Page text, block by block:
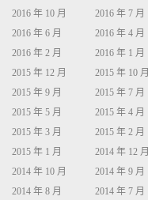
2016 年 10 月
2016 年 7 月
2016 年 6 月
2016 年 4 月
2016 年 2 月
2016 年 1 月
2015 年 12 月
2015 年 10 月
2015 年 9 月
2015 年 7 月
2015 年 5 月
2015 年 4 月
2015 年 3 月
2015 年 2 月
2015 年 1 月
2014 年 12 月
2014 年 10 月
2014 年 9 月
2014 年 8 月
2014 年 7 月